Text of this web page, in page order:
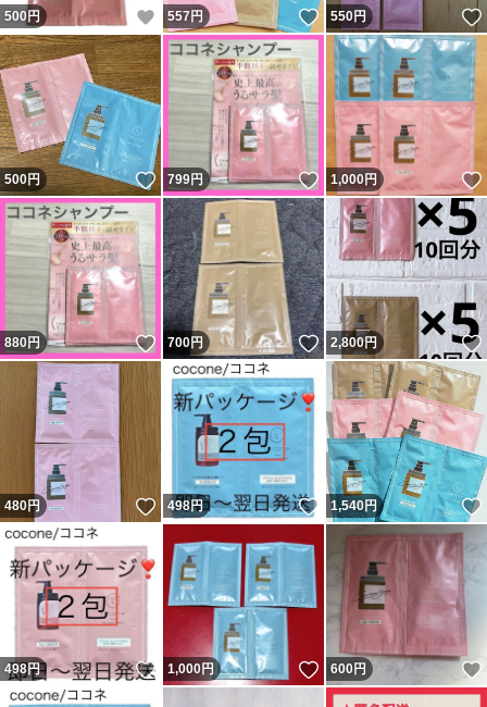
500円 いいね！
557円 いいね！
550円
500円 いいね！
799円 いいね！
1,000円
880円 いいね！
700円 いいね！
2,800円
480円 いいね！
498円 いいね！
1,540円
498円 いいね！
1,000円 いいね！
600円